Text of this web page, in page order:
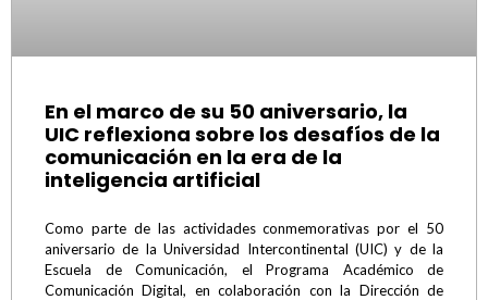
En el marco de su 50 aniversario, la
UIC reflexiona sobre los desafíos de la
comunicación en la era de la
inteligencia artificial
Como parte de las actividades conmemorativas por el 50
aniversario de la Universidad Intercontinental (UIC) y de la
Escuela de Comunicación, el Programa Académico de
Comunicación Digital, en colaboración con la Dirección de